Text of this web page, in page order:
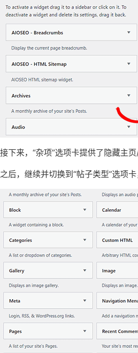
接下来，“杂项”选项卡提供了隐藏主
之后，继续并切换到“帖子类型”选项